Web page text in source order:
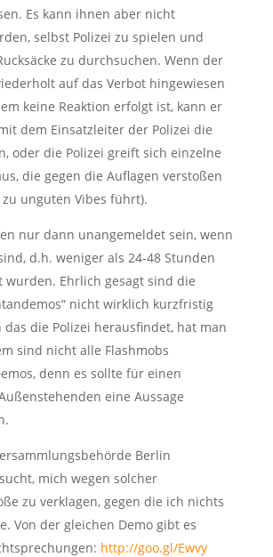
Es kann ihnen aber nicht
selbst Polizei zu spielen und
zu durchsuchen. Wenn der
auf das Verbot hingewiesen
keine Reaktion erfolgt ist, kann er
dem Einsatzleiter der Polizei die
oder die Polizei greift sich einzelne
die gegen die Auflagen verstoßen
unguten Vibes führt).
nur dann unangemeldet sein, wenn
d.h. weniger als 24-48 Stunden
wurden. Ehrlich gesagt sind die
nicht wirklich kurzfristig
das die Polizei herausfindet, hat man
sind nicht alle Flashmobs
denn es sollte für einen
eine Aussage
Berlin
mich wegen solcher
zu verklagen, gegen die ich nichts
Von der gleichen Demo gibt es
http://goo.gl/Ewvy